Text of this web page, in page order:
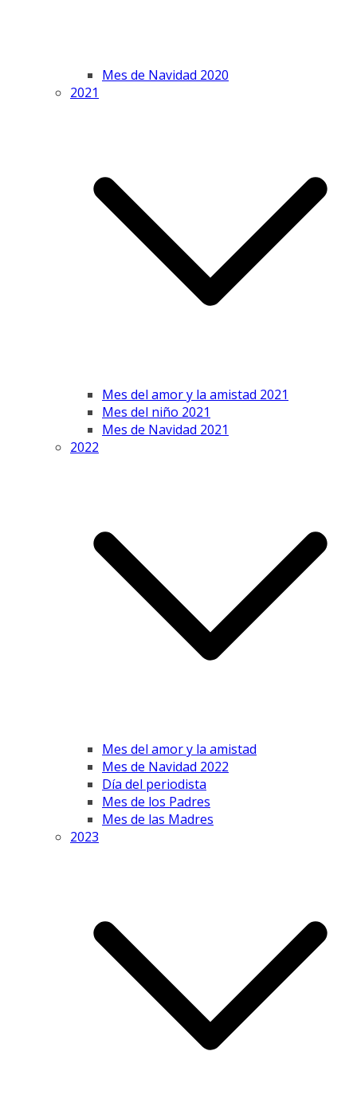
Mes de Navidad 2020
2021
Mes del amor y la amistad 2021
Mes del niño 2021
Mes de Navidad 2021
2022
Mes del amor y la amistad
Mes de Navidad 2022
Día del periodista
Mes de los Padres
Mes de las Madres
2023